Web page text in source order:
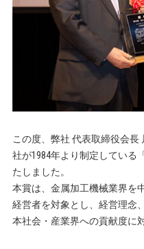
この度、弊社 代表取締役会長
社が1984年より制定している
たしました。
本賞は、金属加工機械業界を
経営者を対象とし、経営理念
本社会・産業界への貢献度に